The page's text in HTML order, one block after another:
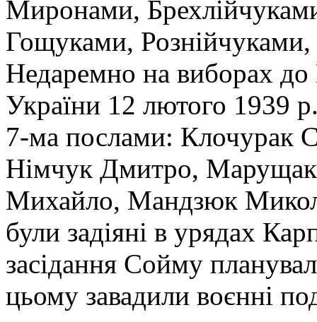
Миронами,
Гощуками,
Недаремно на виборах
України 12 лютого 1939
7-ма послами: Клочурак
Німчук Дмитро,
Михайло, Мандзюк
були задіяні в урядах
засідання Сойму
цьому завадили воєнні